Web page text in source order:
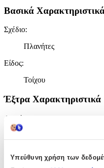
Υπεύθυνη χρήση των
Βασικά
Σχέδιο:
Πλανήτες
Είδος:
Τοίχου
Έξτρα Χαρακτηριστικά
Αφρώδες